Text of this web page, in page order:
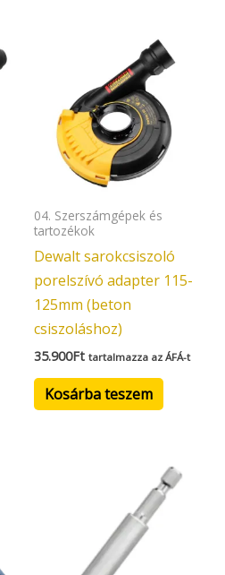
04. Szerszámgépek és
tartozékok
Dewalt sarokcsiszoló
porelszívó adapter 115-
125mm (beton
csiszoláshoz)
35.900Ft tartalmazza az ÁFÁ-t
Kosárba teszem